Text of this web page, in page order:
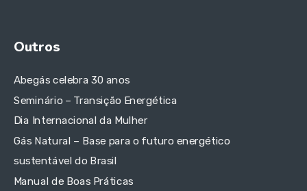
Outros
Abegás celebra 30 anos
Seminário – Transição Energética
Dia Internacional da Mulher
Gás Natural – Base para o futuro energético
sustentável do Brasil
Manual de Boas Práticas